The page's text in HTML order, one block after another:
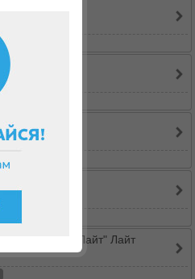
ошибками
или "Дю Лайт" Лайт